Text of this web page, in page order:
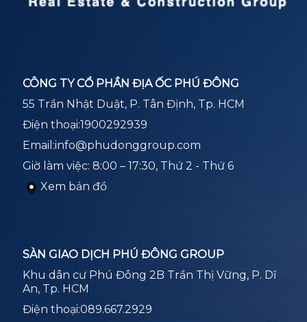
CÔNG TY CỔ PHẦN ĐỊA ỐC PHÚ ĐÔNG
55 Trần Nhật Duật, P. Tân Định, Tp. HCM
Điện thoại:1900292939
Email:info@phudonggroup.com
Giờ làm việc: 8:00 – 17:30, Thứ 2 - Thứ 6
Xem bản đồ
SÀN GIAO DỊCH PHÚ ĐÔNG GROUP
Khu dân cư Phú Đông 2B Trần Thị Vững, P. Dĩ
An, Tp. HCM
Điện thoại:089.667.2929